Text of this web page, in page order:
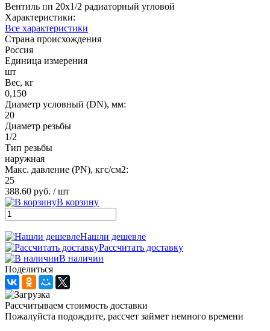
Вентиль пп 20х1/2 радиаторный угловой
Характеристики:
Все характеристики
Страна происхождения
Россия
Единица измерения
шт
Вес, кг
0,150
Диаметр условный (DN), мм:
20
Диаметр резьбы
1/2
Тип резьбы
наружная
Макс. давление (PN), кгс/см2:
25
388.60 руб. / шт
В корзину
Нашли дешевле
Рассчитать доставку
В наличии
Поделиться
Рассчитываем стоимость доставки
Пожалуйста подождите, рассчет займет немного времени